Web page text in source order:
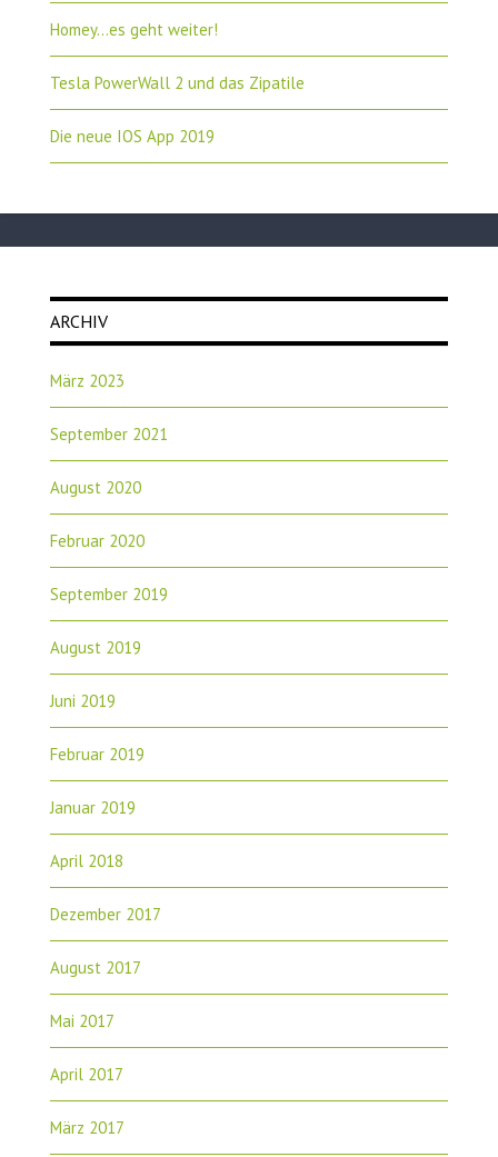
Homey…es geht weiter!
Tesla PowerWall 2 und das Zipatile
Die neue IOS App 2019
ARCHIV
März 2023
September 2021
August 2020
Februar 2020
September 2019
August 2019
Juni 2019
Februar 2019
Januar 2019
April 2018
Dezember 2017
August 2017
Mai 2017
April 2017
März 2017